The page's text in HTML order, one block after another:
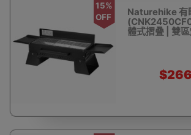
15%
OFF
Naturehike 有
體式摺叠 | 雙
$266